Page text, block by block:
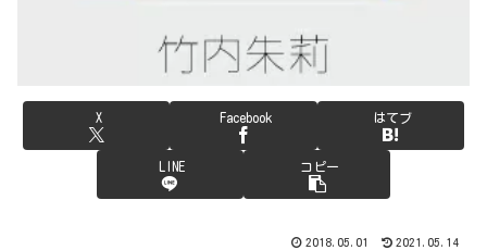
X Facebook はてブ
LINE コピー
2018.05.01 2021.05.14